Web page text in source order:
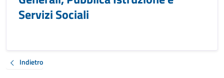
Servizi Sociali
Indietro